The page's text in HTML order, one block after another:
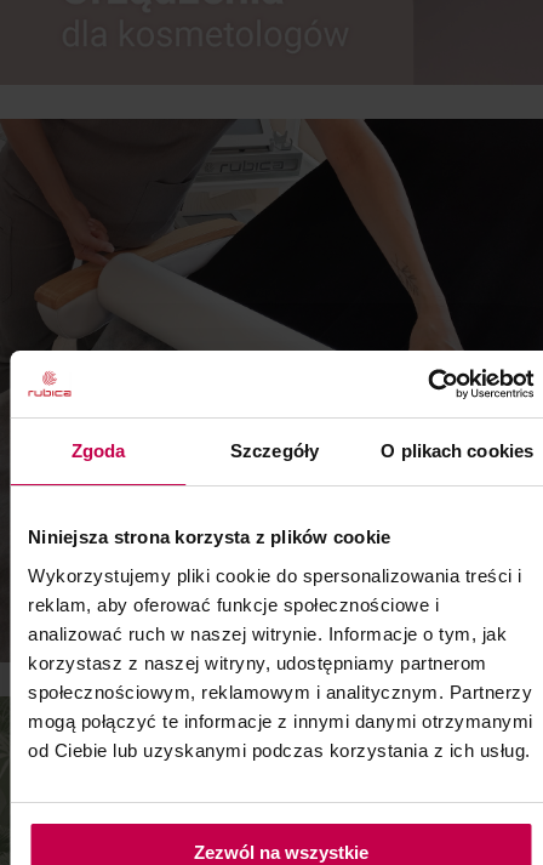
Zgoda Szczegóły O plikach cookies
Niniejsza strona korzysta z plików cookie
Wykorzystujemy pliki cookie do spersonalizowania treści i
reklam, aby oferować funkcje społecznościowe i
analizować ruch w naszej witrynie. Informacje o tym, jak
korzystasz z naszej witryny, udostępniamy partnerom
społecznościowym, reklamowym i analitycznym. Partnerzy
mogą połączyć te informacje z innymi danymi otrzymanymi
od Ciebie lub uzyskanymi podczas korzystania z ich usług.
Zezwól na wszystkie